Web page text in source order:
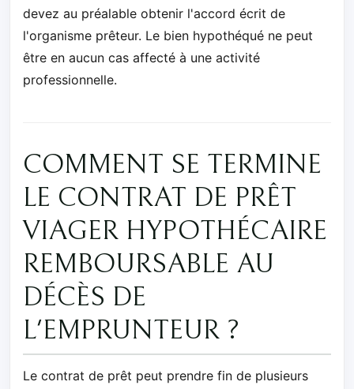
devez au préalable obtenir l'accord écrit de
l'organisme prêteur. Le bien hypothéqué ne peut
être en aucun cas affecté à une activité
professionnelle.
COMMENT SE TERMINE
LE CONTRAT DE PRÊT
VIAGER HYPOTHÉCAIRE
REMBOURSABLE AU
DÉCÈS DE
L'EMPRUNTEUR ?
Le contrat de prêt peut prendre fin de plusieurs